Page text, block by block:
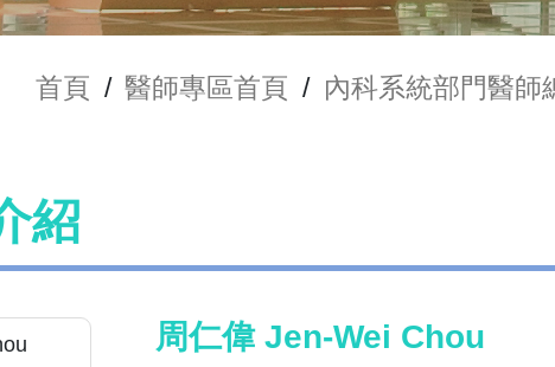
首頁 / 醫師專區首頁 / 內科系統部門醫師
紹
周仁偉 Jen-Wei Chou